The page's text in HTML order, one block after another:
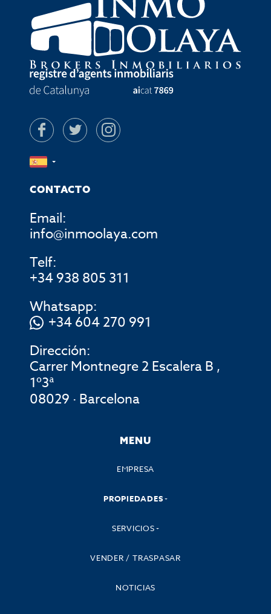
CONTACTO
Email:
info@inmoolaya.com
Telf:
+34 938 805 311
Whatsapp:
+34 604 270 991
Dirección:
Carrer Montnegre 2 Escalera B ,
1º3ª
08029 · Barcelona
MENU
EMPRESA
PROPIEDADES
SERVICIOS
VENDER / TRASPASAR
NOTICIAS